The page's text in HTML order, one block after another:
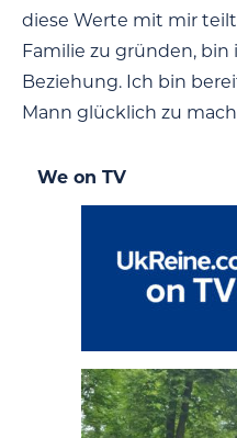
diese Werte mit mir
Familie zu gründen, bin
Beziehung. Ich bin
Mann glücklich zu
We on TV